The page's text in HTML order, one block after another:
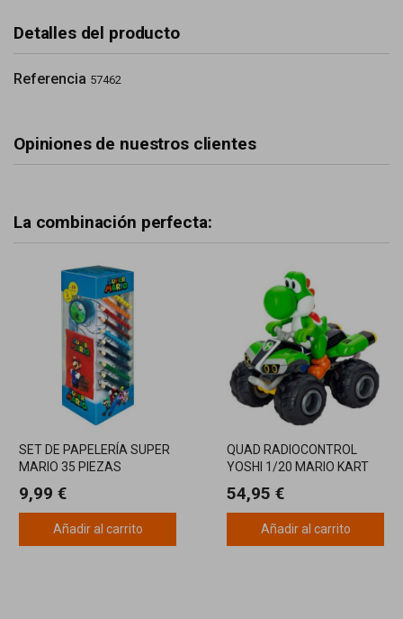
Detalles del producto
Referencia 57462
Opiniones de nuestros clientes
La combinación perfecta:
SET DE PAPELERÍA SUPER
MARIO 35 PIEZAS
9,99 €
Añadir al carrito
QUAD RADIOCONTROL
YOSHI 1/20 MARIO KART
54,95 €
Añadir al carrito